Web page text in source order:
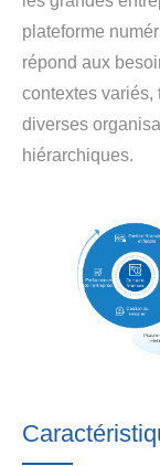
plateforme
répond aux
contextes variés,
diverses
hiérarchiques.